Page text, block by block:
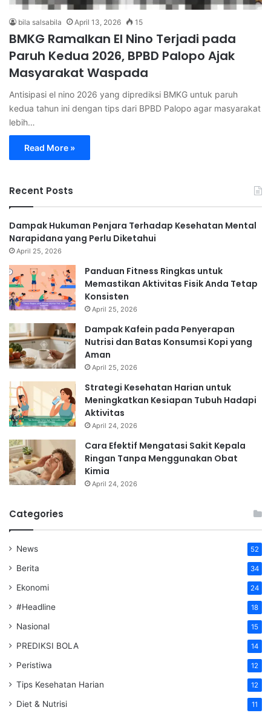
bila salsabila April 13, 2026 15
BMKG Ramalkan El Nino Terjadi pada
Paruh Kedua 2026, BPBD Palopo Ajak
Masyarakat Waspada
Antisipasi el nino 2026 yang diprediksi BMKG untuk paruh
kedua tahun ini dengan tips dari BPBD Palopo agar masyarakat
lebih…
Read More »
Recent Posts
Dampak Hukuman Penjara Terhadap Kesehatan Mental
Narapidana yang Perlu Diketahui
April 25, 2026
Panduan Fitness Ringkas untuk
Memastikan Aktivitas Fisik Anda Tetap
Konsisten
April 25, 2026
Dampak Kafein pada Penyerapan
Nutrisi dan Batas Konsumsi Kopi yang
Aman
April 25, 2026
Strategi Kesehatan Harian untuk
Meningkatkan Kesiapan Tubuh Hadapi
Aktivitas
April 24, 2026
Cara Efektif Mengatasi Sakit Kepala
Ringan Tanpa Menggunakan Obat
Kimia
April 24, 2026
Categories
News 52
Berita 34
Ekonomi 24
#Headline 18
Nasional 15
PREDIKSI BOLA 14
Peristiwa 12
Tips Kesehatan Harian 12
Diet & Nutrisi 11